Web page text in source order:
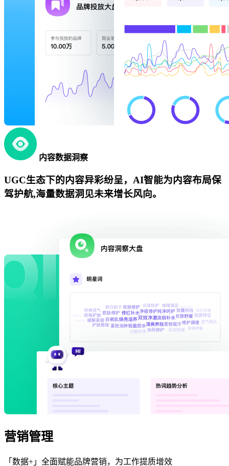
内容数据洞察
UGC生态下的内容异彩纷呈，AI智能为内容布局保
驾护航,海量数据洞见未来增长风向。
营销管理
「数据+」全面赋能品牌营销，为工作提质增效